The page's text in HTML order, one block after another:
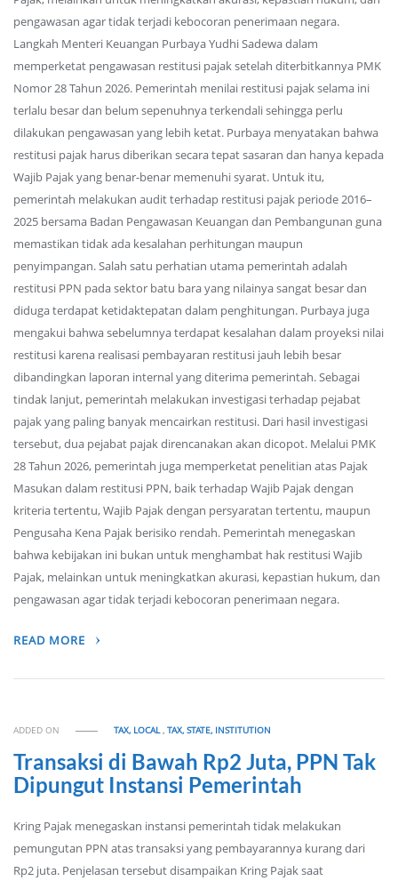
pengawasan agar tidak terjadi kebocoran penerimaan negara.
Langkah Menteri Keuangan Purbaya Yudhi Sadewa dalam
memperketat pengawasan restitusi pajak setelah diterbitkannya PMK
Nomor 28 Tahun 2026. Pemerintah menilai restitusi pajak selama ini
terlalu besar dan belum sepenuhnya terkendali sehingga perlu
dilakukan pengawasan yang lebih ketat. Purbaya menyatakan bahwa
restitusi pajak harus diberikan secara tepat sasaran dan hanya kepada
Wajib Pajak yang benar-benar memenuhi syarat. Untuk itu,
pemerintah melakukan audit terhadap restitusi pajak periode 2016–
2025 bersama Badan Pengawasan Keuangan dan Pembangunan guna
memastikan tidak ada kesalahan perhitungan maupun
penyimpangan. Salah satu perhatian utama pemerintah adalah
restitusi PPN pada sektor batu bara yang nilainya sangat besar dan
diduga terdapat ketidaktepatan dalam penghitungan. Purbaya juga
mengakui bahwa sebelumnya terdapat kesalahan dalam proyeksi nilai
restitusi karena realisasi pembayaran restitusi jauh lebih besar
dibandingkan laporan internal yang diterima pemerintah. Sebagai
tindak lanjut, pemerintah melakukan investigasi terhadap pejabat
pajak yang paling banyak mencairkan restitusi. Dari hasil investigasi
tersebut, dua pejabat pajak direncanakan akan dicopot. Melalui PMK
28 Tahun 2026, pemerintah juga memperketat penelitian atas Pajak
Masukan dalam restitusi PPN, baik terhadap Wajib Pajak dengan
kriteria tertentu, Wajib Pajak dengan persyaratan tertentu, maupun
Pengusaha Kena Pajak berisiko rendah. Pemerintah menegaskan
bahwa kebijakan ini bukan untuk menghambat hak restitusi Wajib
Pajak, melainkan untuk meningkatkan akurasi, kepastian hukum, dan
pengawasan agar tidak terjadi kebocoran penerimaan negara.
READ MORE
ADDED ON TAX, LOCAL,TAX, STATE, INSTITUTION
Transaksi di Bawah Rp2 Juta, PPN Tak
Dipungut Instansi Pemerintah
Kring Pajak menegaskan instansi pemerintah tidak melakukan
pemungutan PPN atas transaksi yang pembayarannya kurang dari
Rp2 juta. Penjelasan tersebut disampaikan Kring Pajak saat